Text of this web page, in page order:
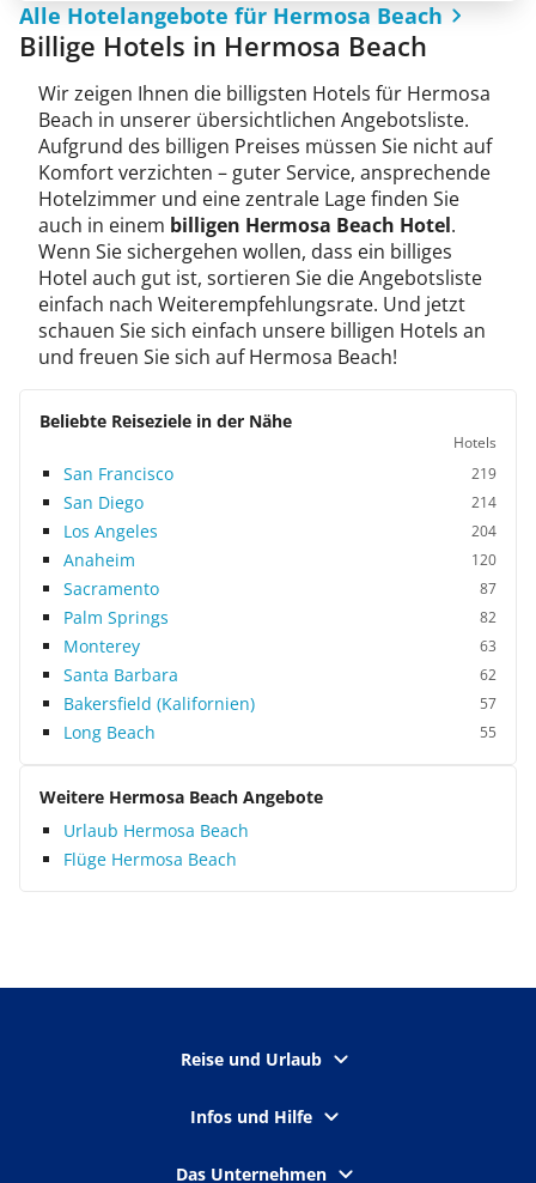
Alle Hotelangebote für Hermosa Beach
Billige Hotels in Hermosa Beach
Wir zeigen Ihnen die billigsten Hotels für Hermosa
Beach in unserer übersichtlichen Angebotsliste.
Aufgrund des billigen Preises müssen Sie nicht auf
Komfort verzichten – guter Service, ansprechende
Hotelzimmer und eine zentrale Lage finden Sie
auch in einem billigen Hermosa Beach Hotel.
Wenn Sie sichergehen wollen, dass ein billiges
Hotel auch gut ist, sortieren Sie die Angebotsliste
einfach nach Weiterempfehlungsrate. Und jetzt
schauen Sie sich einfach unsere billigen Hotels an
und freuen Sie sich auf Hermosa Beach!
Beliebte Reiseziele in der Nähe
Hotels
San Francisco 219
San Diego 214
Los Angeles 204
Anaheim 120
Sacramento 87
Palm Springs 82
Monterey 63
Santa Barbara 62
Bakersfield (Kalifornien) 57
Long Beach 55
Weitere Hermosa Beach Angebote
Urlaub Hermosa Beach
Flüge Hermosa Beach
Reise und Urlaub
Infos und Hilfe
Das Unternehmen